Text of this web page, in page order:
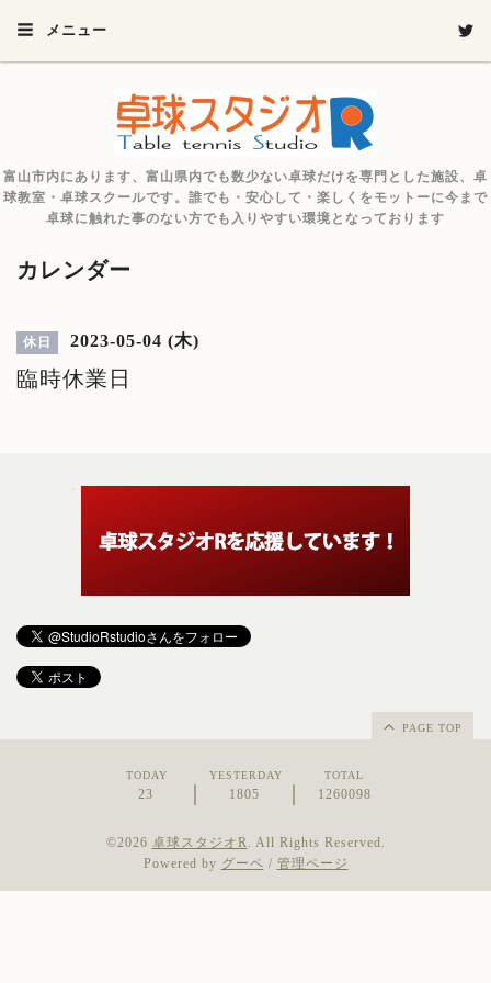
メニュー
富山市内にあります、富山県内でも数少ない卓球だけを専門とした施設、卓
球教室・卓球スクールです。誰でも・安心して・楽しくをモットーに今まで
卓球に触れた事のない方でも入りやすい環境となっております
カレンダー
休日 2023-05-04 (木)
臨時休業日
PAGE TOP
TODAY
23
YESTERDAY
1805
TOTAL
1260098
©2026 卓球スタジオR. All Rights Reserved.
Powered by グーペ / 管理ページ